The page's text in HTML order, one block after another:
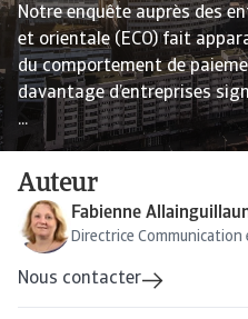
Notre enquête auprès des
et orientale (ECO) fait
du comportement de
davantage d’entreprises
...
Auteur
Fabienne
Directrice Communication
Nous contacter